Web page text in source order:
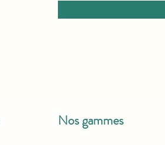
Nos gammes